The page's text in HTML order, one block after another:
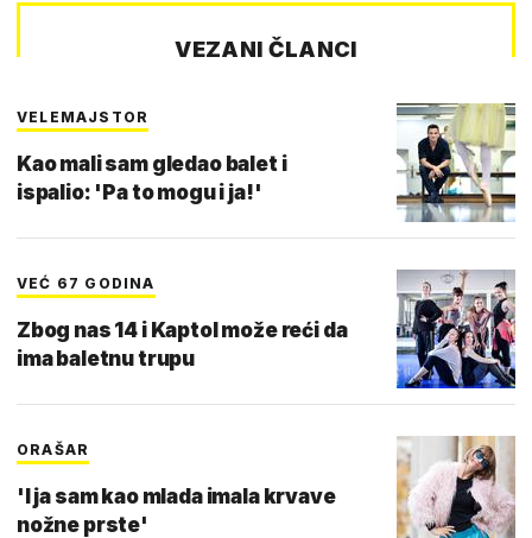
VEZANI ČLANCI
VELEMAJSTOR
Kao mali sam gledao balet i
ispalio: 'Pa to mogu i ja!'
VEĆ 67 GODINA
Zbog nas 14 i Kaptol može reći da
ima baletnu trupu
ORAŠAR
'I ja sam kao mlada imala krvave
nožne prste'